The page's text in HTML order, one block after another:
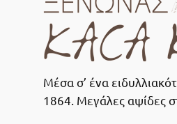
Μέσα σ’ ένα
1864. Μεγάλες αψίδες